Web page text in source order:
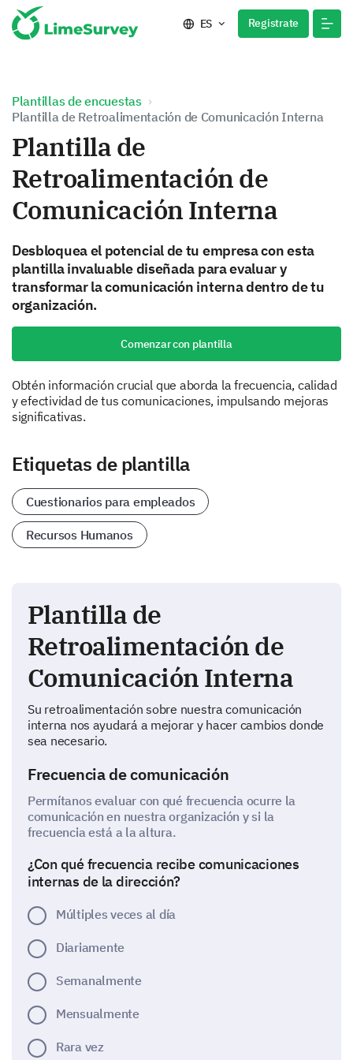
ES Registrate
Plantillas de encuestas
Plantilla de Retroalimentación de Comunicación Interna
Plantilla de
Retroalimentación de
Comunicación Interna
Desbloquea el potencial de tu empresa con esta
plantilla invaluable diseñada para evaluar y
transformar la comunicación interna dentro de tu
organización.
Comenzar con plantilla
Obtén información crucial que aborda la frecuencia, calidad
y efectividad de tus comunicaciones, impulsando mejoras
significativas.
Etiquetas de plantilla
Cuestionarios para empleados
Recursos Humanos
Plantilla de
Retroalimentación de
Comunicación Interna
Su retroalimentación sobre nuestra comunicación
interna nos ayudará a mejorar y hacer cambios donde
sea necesario.
Frecuencia de comunicación
Permítanos evaluar con qué frecuencia ocurre la
comunicación en nuestra organización y si la
frecuencia está a la altura.
¿Con qué frecuencia recibe comunicaciones
internas de la dirección?
Múltiples veces al día
Diariamente
Semanalmente
Mensualmente
Rara vez